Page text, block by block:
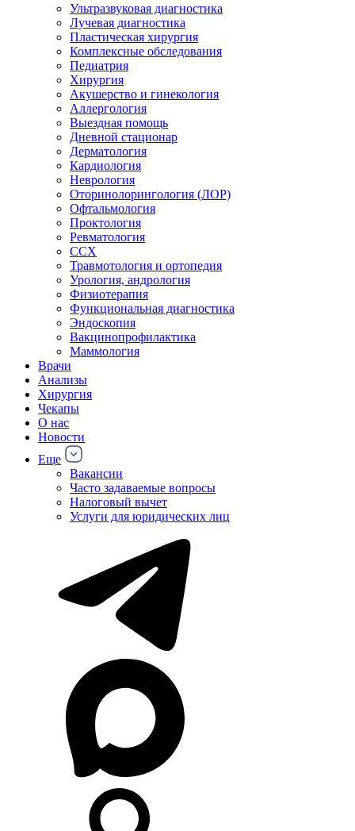
Ультразвуковая диагностика
Лучевая диагностика
Пластическая хирургия
Комплексные обследования
Педиатрия
Хирургия
Акушерство и гинекология
Аллергология
Выездная помощь
Дневной стационар
Дерматология
Кардиология
Неврология
Оторинолорингология (ЛОР)
Офтальмология
Проктология
Ревматология
ССХ
Травмотология и ортопедия
Урология, андрология
Физиотерапия
Функциональная диагностика
Эндоскопия
Вакцинопрофилактика
Маммология
Врачи
Анализы
Хирургия
Чекапы
О нас
Новости
Еще
Вакансии
Часто задаваемые вопросы
Налоговый вычет
Услуги для юридических лиц